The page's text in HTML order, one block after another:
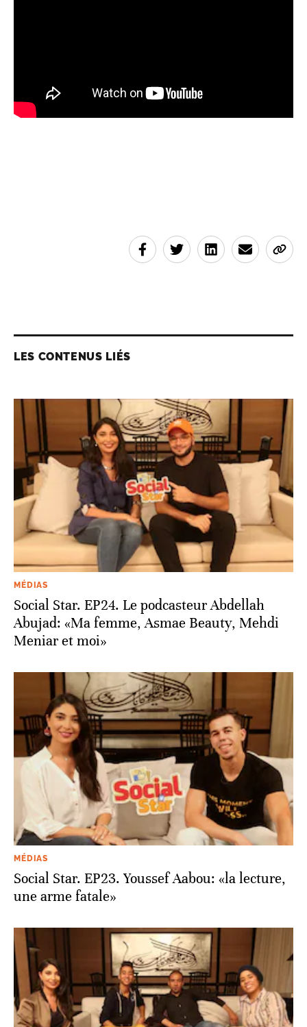
LES CONTENUS LIÉS
MÉDIAS
Social Star. EP24. Le podcasteur Abdellah
Abujad: «Ma femme, Asmae Beauty, Mehdi
Meniar et moi»
MÉDIAS
Social Star. EP23. Youssef Aabou: «la lecture,
une arme fatale»